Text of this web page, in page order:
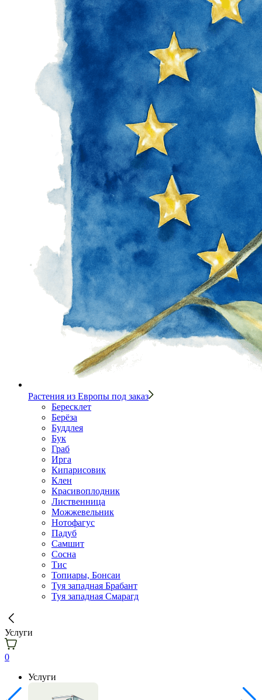
Растения из Европы под заказ
Бересклет
Берёза
Буддлея
Бук
Граб
Ирга
Кипарисовик
Клен
Красивоплодник
Лиственница
Можжевельник
Нотофагус
Падуб
Самшит
Сосна
Тис
Топиары, Бонсаи
Туя западная Брабант
Туя западная Смарагд
Услуги
0
Услуги